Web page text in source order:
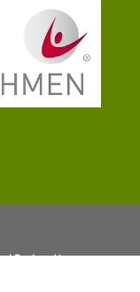
|Designed by